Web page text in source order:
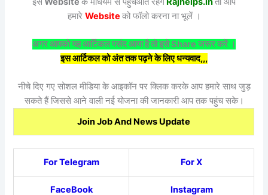
हमारे Website को फॉलो करना ना भूलें ।
अगर आपको यह आर्टिकल पसंद आया है तो इसे Share जरूर करें ।
इस आर्टिकल को अंत तक पढ़ने के लिए धन्यवाद,,,
नीचे दिए गए सोशल मीडिया के आइकॉन पर क्लिक करके आप हमारे साथ जुड़
सकते हैं जिससे आने वाली नई योजना की जानकारी आप तक पहुंच सके।
Join Job And News Update
For Telegram For X
FaceBook Instagram